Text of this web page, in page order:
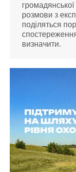
розмови з
поділяться
визначити.